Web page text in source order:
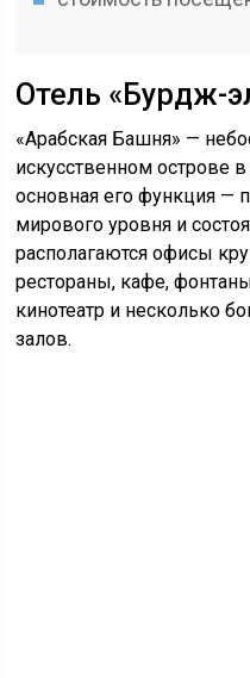
Отель «Бурдж-
«Арабская Башня» —
искусственном острове
основная его функция —
мирового уровня и
располагаются офисы
рестораны, кафе,
кинотеатр и несколько
залов.